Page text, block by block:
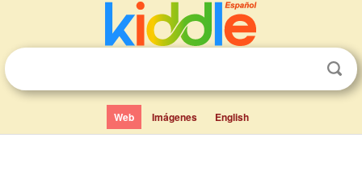
Web Imágenes English